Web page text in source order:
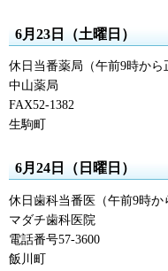
6月23日（土曜日）
休日当番薬局（午前9時から
中山薬局
FAX52-1382
生駒町
6月24日（日曜日）
休日歯科当番医（午前9時か
マダチ歯科医院
電話番号57-3600
飯川町